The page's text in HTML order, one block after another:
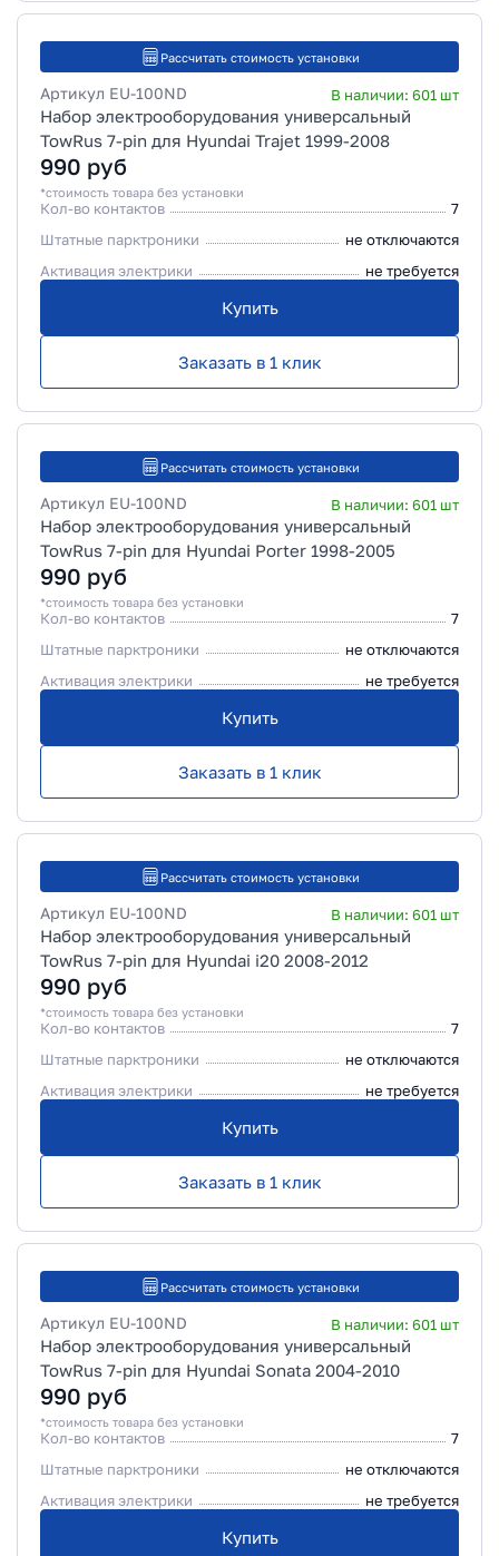
Рассчитать стоимость установки
Артикул EU-100ND В наличии: 601 шт
Набор электрооборудования универсальный
TowRus 7-pin для Hyundai Trajet 1999-2008
990 руб
*стоимость товара без установки
Кол-во контактов
7
Штатные парктроники
не отключаются
Активация электрики
не требуется
Купить
Заказать в 1 клик
Рассчитать стоимость установки
Артикул EU-100ND В наличии: 601 шт
Набор электрооборудования универсальный
TowRus 7-pin для Hyundai Porter 1998-2005
990 руб
*стоимость товара без установки
Кол-во контактов
7
Штатные парктроники
не отключаются
Активация электрики
не требуется
Купить
Заказать в 1 клик
Рассчитать стоимость установки
Артикул EU-100ND В наличии: 601 шт
Набор электрооборудования универсальный
TowRus 7-pin для Hyundai i20 2008-2012
990 руб
*стоимость товара без установки
Кол-во контактов
7
Штатные парктроники
не отключаются
Активация электрики
не требуется
Купить
Заказать в 1 клик
Рассчитать стоимость установки
Артикул EU-100ND В наличии: 601 шт
Набор электрооборудования универсальный
TowRus 7-pin для Hyundai Sonata 2004-2010
990 руб
*стоимость товара без установки
Кол-во контактов
7
Штатные парктроники
не отключаются
Активация электрики
не требуется
Купить